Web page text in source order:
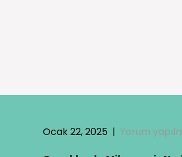
Ocak 22, 2025 | Yorum